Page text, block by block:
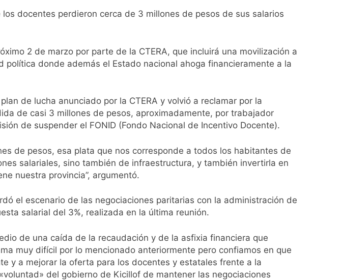
para servirla correctamente
agosto y qué representa para los argentinos
la Ley de Propiedad Privada: hubo detenidos y
contra Pity Alvarez
llover y llega una ola de frío con mínimas cercanas a 1°C
docentes perdieron cerca de 3 millones de pesos de sus salarios
2 de marzo por parte de la CTERA, que incluirá una movilización a
donde además el Estado nacional ahoga financieramente a la
de lucha anunciado por la CTERA y volvió a reclamar por la
de casi 3 millones de pesos, aproximadamente, por trabajador
de suspender el FONID (Fondo Nacional de Incentivo Docente).
de pesos, esa plata que nos corresponde a todos los habitantes de
salariales, sino también de infraestructura, y también invertirla en
nuestra provincia”, argumentó.
el escenario de las negociaciones paritarias con la administración de
salarial del 3%, realizada en la última reunión.
de una caída de la recaudación y de la asfixia financiera que
muy difícil por lo mencionado anteriormente pero confiamos en que
y a mejorar la oferta para los docentes y estatales frente a la
del gobierno de Kicillof de mantener las negociaciones